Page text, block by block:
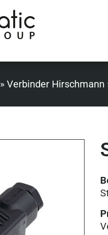
»Verbinder Hirschmann